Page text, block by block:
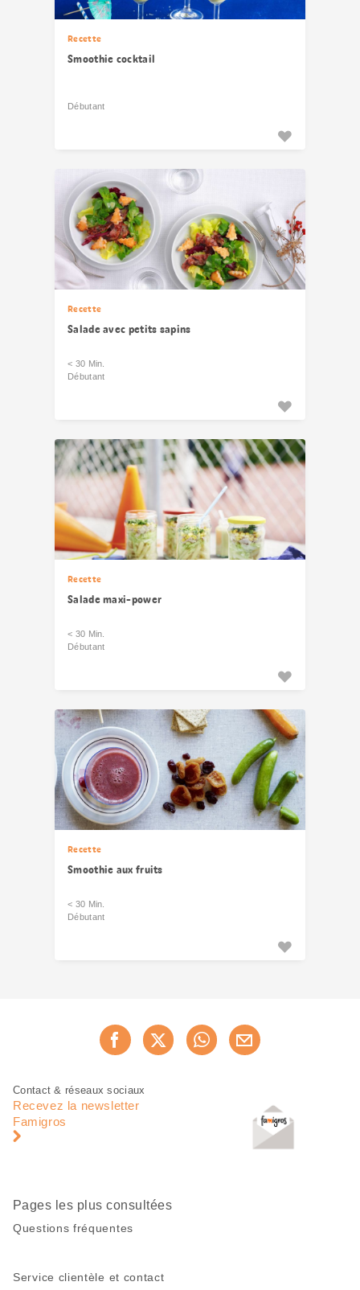
Recette
Smoothie cocktail
Débutant
Recette
Salade avec petits sapins
< 30 Min.
Débutant
Recette
Salade maxi-power
< 30 Min.
Débutant
Recette
Smoothie aux fruits
< 30 Min.
Débutant
Recommander maintenant
Pied
page
Navigation
pied
Contact & réseaux sociaux
Recevez la newsletter
Famigros
Pages les plus consultées
Questions fréquentes
Service clientèle et contact